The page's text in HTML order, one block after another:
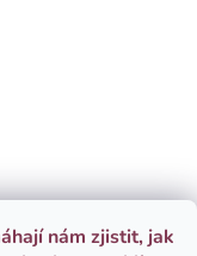
nám zjistit, jak